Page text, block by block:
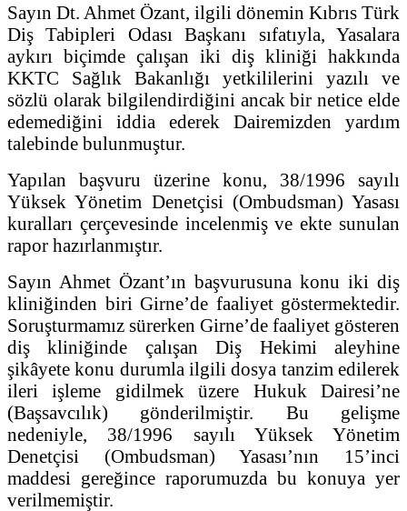
Sayın Dt. Ahmet Özant, ilgili dönemin Kıbrıs Türk
Diş Tabipleri Odası Başkanı sıfatıyla, Yasalara
aykırı biçimde çalışan iki diş kliniği hakkında
KKTC Sağlık Bakanlığı yetkililerini yazılı ve
sözlü olarak bilgilendirdiğini ancak bir netice elde
edemediğini iddia ederek Dairemizden yardım
talebinde bulunmuştur.
Yapılan başvuru üzerine konu, 38/1996 sayılı
Yüksek Yönetim Denetçisi (Ombudsman) Yasası
kuralları çerçevesinde incelenmiş ve ekte sunulan
rapor hazırlanmıştır.
Sayın Ahmet Özant’ın başvurusuna konu iki diş
kliniğinden biri Girne’de faaliyet göstermektedir.
Soruşturmamız sürerken Girne’de faaliyet gösteren
diş kliniğinde çalışan Diş Hekimi aleyhine
şikâyete konu durumla ilgili dosya tanzim edilerek
ileri işleme gidilmek üzere Hukuk Dairesi’ne
(Başsavcılık) gönderilmiştir. Bu gelişme
nedeniyle, 38/1996 sayılı Yüksek Yönetim
Denetçisi (Ombudsman) Yasası’nın 15’inci
maddesi gereğince raporumuzda bu konuya yer
verilmemiştir.